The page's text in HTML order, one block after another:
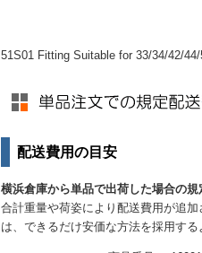
51S01 Fitting Suitable for 33/34/42/
配送費用の目安
横浜倉庫から単品で出荷した場合の規
合計重量や荷姿により配送費用が追
は、できるだけ安価な方法を採用する